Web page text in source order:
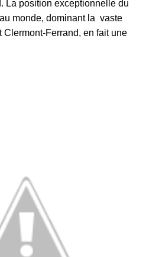
La position exceptionnelle du
monde, dominant la vaste
Clermont-Ferrand, en fait une